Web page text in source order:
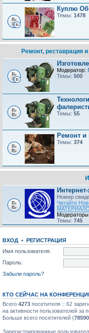
Куплю
Темы: 1478
Ремонт, реставрация
Модератор:
Темы: 500
Темы: 55
Ремонт и
Темы: 374
Номер
Читайте
Модераторы:
Темы: 745
ВХОД • РЕГИСТРАЦИЯ
Имя пользователя:
Пароль:
Забыли пароль?
КТО СЕЙЧАС НА
Всего 4273 посетителя :: 62
на активности пользователей за
Больше всего посетителей (78590
Зарегистрированные